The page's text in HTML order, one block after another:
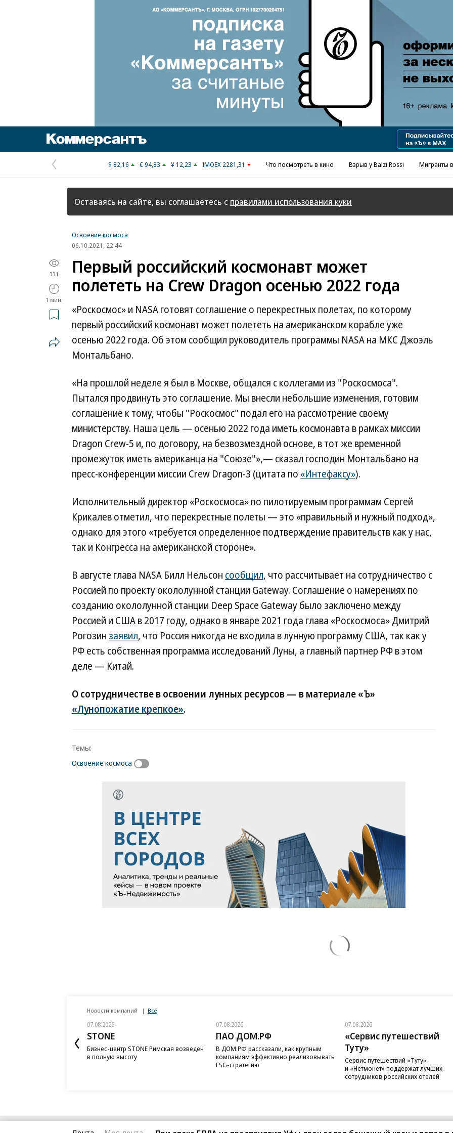
Реклама в «Ъ» www.kommersant.ru/ad
Предыдущая
страница
$ 82,16 € 94,83 ¥ 12,23 IMOEX 2281,31 Что посмотреть в кино Взрыв у Balzi Rossi Мигранты
Оставаясь на сайте, вы соглашаетесь с правилами использования куки
Освоение космоса
06.10.2021, 22:44
331
1 мин.
Первый российский космонавт может
полететь на Crew Dragon осенью 2022 года
«Роскосмос» и NASA готовят соглашение о перекрестных полетах, по которому
первый российский космонавт может полететь на американском корабле уже
осенью 2022 года. Об этом сообщил руководитель программы NASA на МКС Джоэль
Монтальбано.
«На прошлой неделе я был в Москве, общался с коллегами из "Роскосмоса".
Пытался продвинуть это соглашение. Мы внесли небольшие изменения, готовим
соглашение к тому, чтобы "Роскосмос" подал его на рассмотрение своему
министерству. Наша цель — осенью 2022 года иметь космонавта в рамках миссии
Dragon Crew-5 и, по договору, на безвозмездной основе, в тот же временной
промежуток иметь американца на "Союзе"»,— сказал господин Монтальбано на
пресс-конференции миссии Crew Dragon-3 (цитата по «Интефаксу»).
Исполнительный директор «Роскосмоса» по пилотируемым программам Сергей
Крикалев отметил, что перекрестные полеты — это «правильный и нужный подход»,
однако для этого «требуется определенное подтверждение правительств как у нас,
так и Конгресса на американской стороне».
В августе глава NASA Билл Нельсон сообщил, что рассчитывает на сотрудничество с
Россией по проекту окололунной станции Gateway. Соглашение о намерениях по
созданию окололунной станции Deep Space Gateway было заключено между
Россией и США в 2017 году, однако в январе 2021 года глава «Роскосмоса» Дмитрий
Рогозин заявил, что Россия никогда не входила в лунную программу США, так как у
РФ есть собственная программа исследований Луны, а главный партнер РФ в этом
деле — Китай.
О сотрудничестве в освоении лунных ресурсов — в материале «Ъ»
«Лунопожатие крепкое».
Темы:
Освоение космоса
Новости компаний Все
07.08.2026
STONE
Бизнес-центр STONE Римская возведен
в полную высоту
07.08.2026
ПАО ДОМ.РФ
В ДОМ.РФ рассказали, как крупным
компаниям эффективно реализовывать
ESG-стратегию
07.08.2026
«Сервис путешествий
Туту»
Сервис путешествий «Туту»
и «Нетмонет» поддержат лучших
сотрудников российских отелей